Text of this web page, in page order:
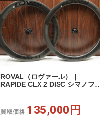
ROVAL（ロヴァール）｜
RAPIDE CLX 2 DISC シマノフ
買取価格 135,000円